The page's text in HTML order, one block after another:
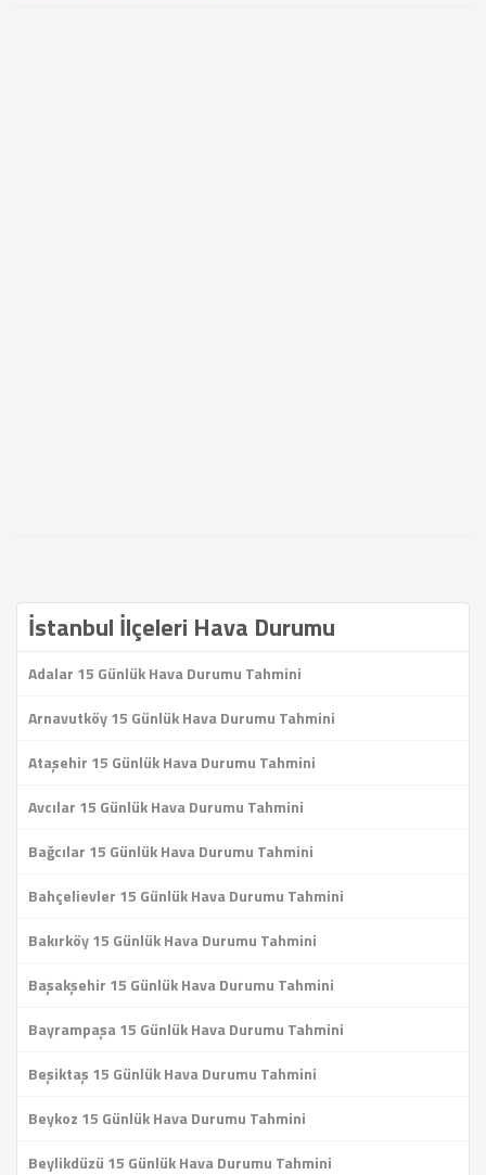
İstanbul İlçeleri Hava Durumu
Adalar 15 Günlük Hava Durumu Tahmini
Arnavutköy 15 Günlük Hava Durumu Tahmini
Ataşehir 15 Günlük Hava Durumu Tahmini
Avcılar 15 Günlük Hava Durumu Tahmini
Bağcılar 15 Günlük Hava Durumu Tahmini
Bahçelievler 15 Günlük Hava Durumu Tahmini
Bakırköy 15 Günlük Hava Durumu Tahmini
Başakşehir 15 Günlük Hava Durumu Tahmini
Bayrampaşa 15 Günlük Hava Durumu Tahmini
Beşiktaş 15 Günlük Hava Durumu Tahmini
Beykoz 15 Günlük Hava Durumu Tahmini
Beylikdüzü 15 Günlük Hava Durumu Tahmini